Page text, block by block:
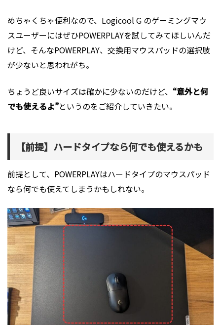
めちゃくちゃ便利なので、Logicool G のゲーミングマウ
スユーザーにはぜひPOWERPLAYを試してみてほしいんだ
けど、そんなPOWERPLAY、交換用マウスパッドの選択肢
が少ないと思われがち。
ちょうど良いサイズは確かに少ないのだけど、 “意外と何
でも使えるよ”というのをご紹介していきたい。
【前提】ハードタイプなら何でも使えるかも
前提として、POWERPLAYはハードタイプのマウスパッド
なら何でも使えてしまうかもしれない。